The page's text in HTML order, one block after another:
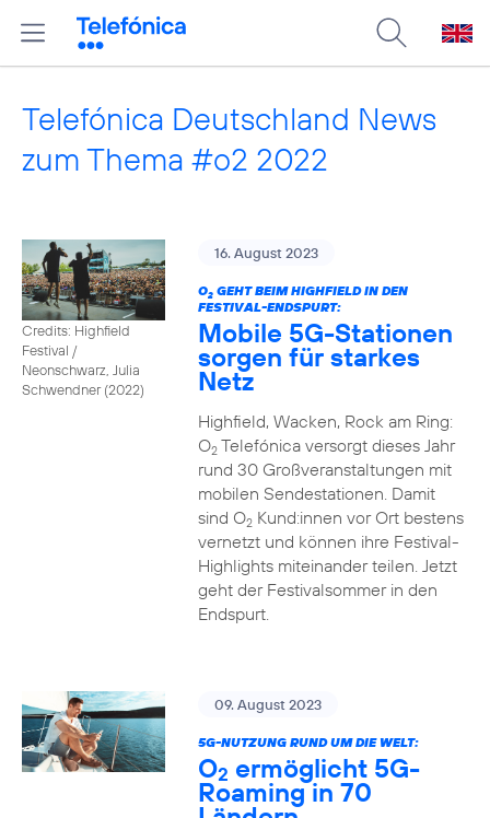
Telefónica Deutschland News
zum Thema #o2 2022
Credits: Highfield
Festival /
Neonschwarz, Julia
Schwendner (2022)
16. August 2023
O2GEHT BEIM HIGHFIELD IN DEN
FESTIVAL-ENDSPURT:
Mobile 5G-Stationen
sorgen für starkes
Netz
Highfield, Wacken, Rock am Ring:
O2Telefónica versorgt dieses Jahr
rund 30 Großveranstaltungen mit
mobilen Sendestationen. Damit
sind O2Kund:innen vor Ort bestens
vernetzt und können ihre Festival-
Highlights miteinander teilen. Jetzt
geht der Festivalsommer in den
Endspurt.
09. August 2023
5G-NUTZUNG RUND UM DIE WELT:
O2 ermöglicht 5G-
Roaming in 70